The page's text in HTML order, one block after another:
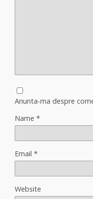
Anunta-ma despre
Name *
Email *
Website